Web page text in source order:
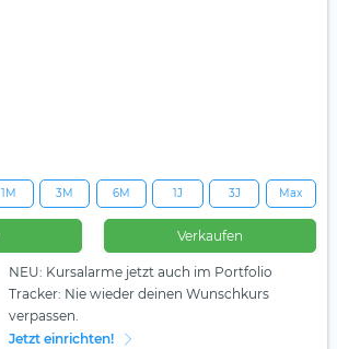
1M 3M 6M 1J 3J Max
Verkaufen
NEU: Kursalarme jetzt auch im Portfolio
Tracker: Nie wieder deinen Wunschkurs
verpassen.
Jetzt einrichten!